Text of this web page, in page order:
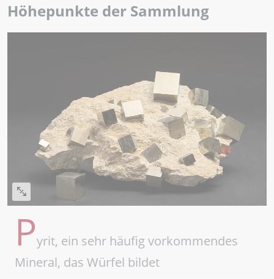
Höhepunkte der Sammlung
Pyrit, ein sehr häufig vorkommendes
Mineral, das Würfel bildet